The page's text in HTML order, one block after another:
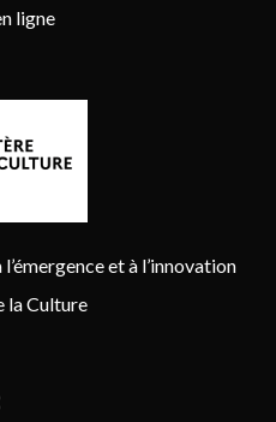
ligne
et à l’innovation
la Culture